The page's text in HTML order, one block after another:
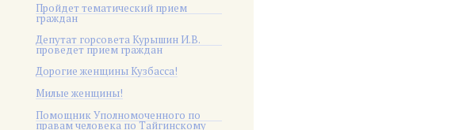
Пройдет тематический прием
граждан
Депутат горсовета Курышин И.В.
проведет прием граждан
Дорогие женщины Кузбасса!
Милые женщины!
Помощник Уполномоченного по
правам человека по Тайгинскому